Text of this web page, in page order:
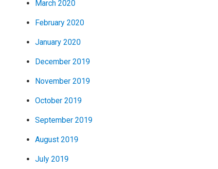
March 2020
February 2020
January 2020
December 2019
November 2019
October 2019
September 2019
August 2019
July 2019